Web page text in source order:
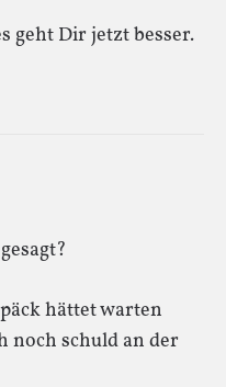
geht Dir jetzt besser.
hättet warten
noch schuld an der